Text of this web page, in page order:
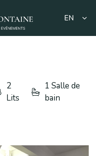
EN
2
Lits
1 Salle de
bain